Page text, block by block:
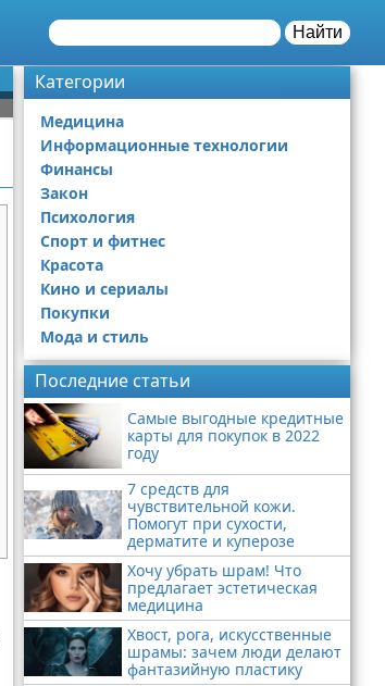
Найти
Категории
Медицина
Информационные технологии
Финансы
Закон
Психология
Спорт и фитнес
Красота
Кино и сериалы
Покупки
Мода и стиль
Последние статьи
Самые выгодные кредитные
карты для покупок в 2022
году
7 средств для
чувствительной кожи.
Помогут при сухости,
дерматите и куперозе
Хочу убрать шрам! Что
предлагает эстетическая
медицина
Хвост, рога, искусственные
шрамы: зачем люди делают
фантазийную пластику